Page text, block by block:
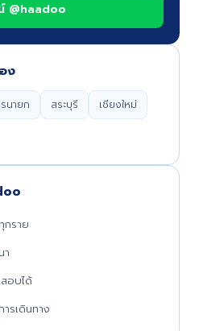
@haadoo
ง
นายก สระบุรี
เชียงใหม่
กราย
า
อบได้
รเดินทาง